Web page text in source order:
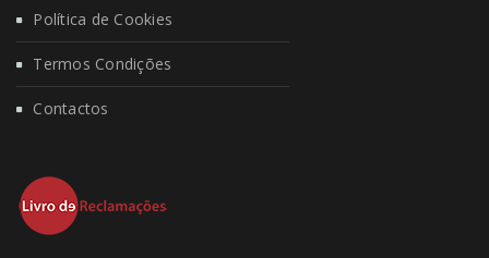
Política de Cookies
Termos Condições
Contactos